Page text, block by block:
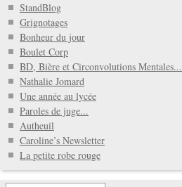
StandBlog
Grignotages
Bonheur du jour
Boulet Corp
BD, Bière et Circonvolutions Mentales...
Nathalie Jomard
Une année au lycée
Paroles de juge...
Autheuil
Caroline’s Newsletter
La petite robe rouge